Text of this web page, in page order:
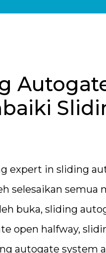
expert in sliding
selesaikan semua
buka, sliding
open halfway,
autogate system